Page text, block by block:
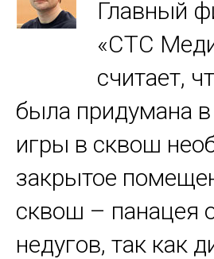
Главный
«СТС
считает,
была придумана
игры в сквош
закрытое
сквош – панацея
недугов, так как